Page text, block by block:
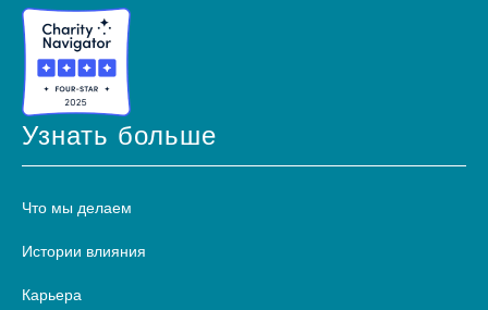
Узнать больше
Что мы делаем
Истории влияния
Карьера